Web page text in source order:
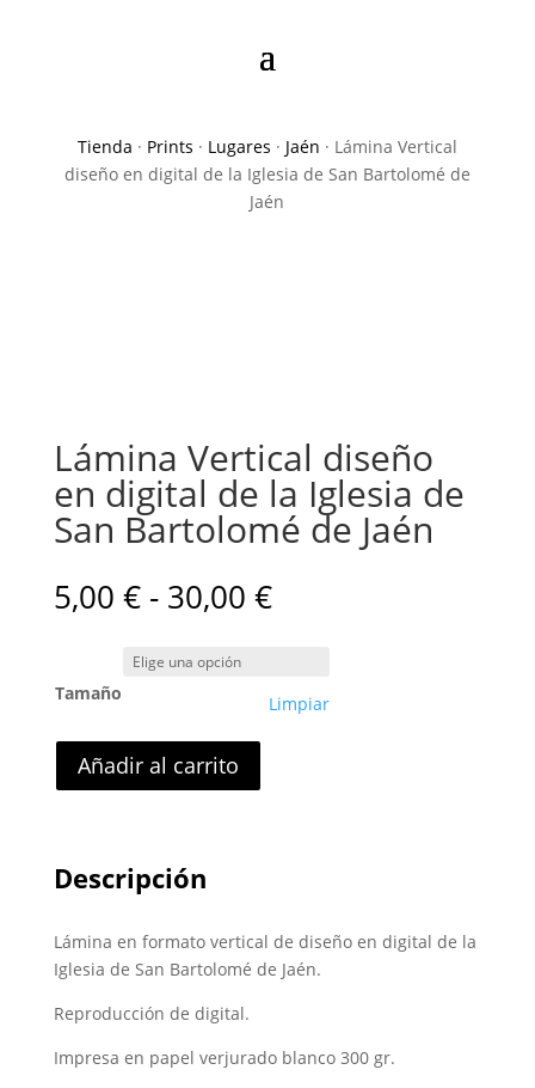
Tienda · Prints · Lugares · Jaén · Lámina Vertical
diseño en digital de la Iglesia de San Bartolomé de
Jaén
Lámina Vertical diseño
en digital de la Iglesia de
San Bartolomé de Jaén
5,00 € - 30,00 €Rango
de
5,00 €
Tamaño Limpiar
Añadir al carrito
Descripción
Lámina en formato vertical de diseño en digital de la
Iglesia de San Bartolomé de Jaén.
Reproducción de digital.
Impresa en papel verjurado blanco 300 gr.